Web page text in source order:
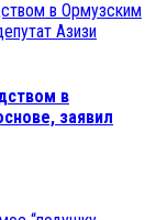
в
заявил